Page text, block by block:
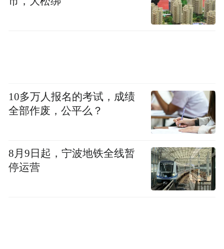
为此，清华大学建筑学院教授尹稚曾表示，
景应对准备。
这说明，青岛做出的是从未来和未知出发的
一种战略谋划，以便更好地应对未来不可控
的各类发展因素。
而纵观国内外知名海湾城市的发展规律，湾
10多万人报名的考试，成绩
全部作废，公平么？
8月9日起，宁波地铁全线暂
停运营